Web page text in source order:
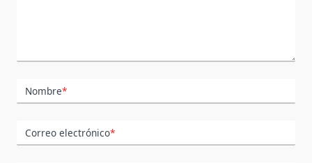
Nombre*
Correo electrónico*